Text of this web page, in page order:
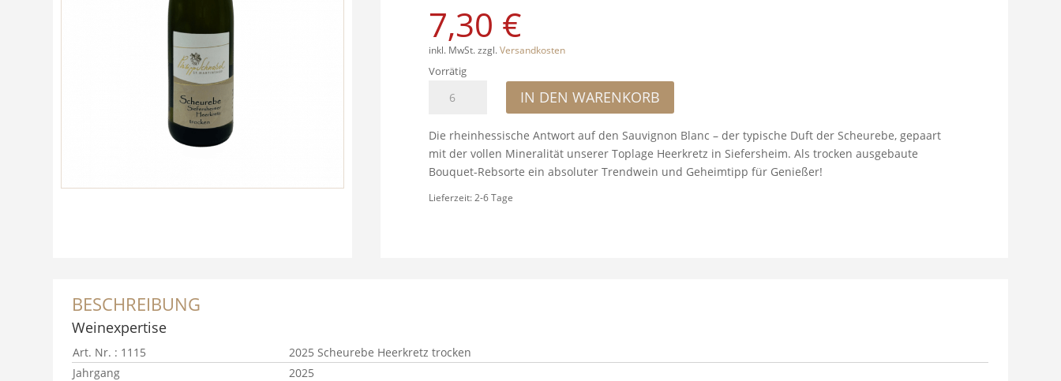
7,30 €
inkl. MwSt.zzgl.Versandkosten
Vorrätig
Scheurebe
trocken
Menge
IN DEN WARENKORB
Die rheinhessische Antwort auf den Sauvignon Blanc – der typische Duft der Scheurebe, gepaart
mit der vollen Mineralität unserer Toplage Heerkretz in Siefersheim. Als trocken ausgebaute
Bouquet-Rebsorte ein absoluter Trendwein und Geheimtipp für Genießer!
Lieferzeit:2-6 Tage
BESCHREIBUNG
Weinexpertise
Art. Nr. : 1115
2025 Scheurebe Heerkretz trocken
Jahrgang
2025